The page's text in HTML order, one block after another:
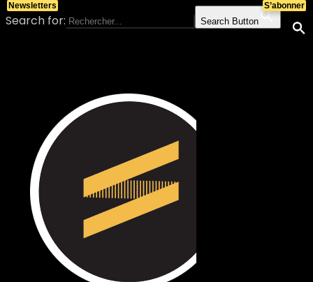
Search for: Search Button
S’abonner
Newsletters